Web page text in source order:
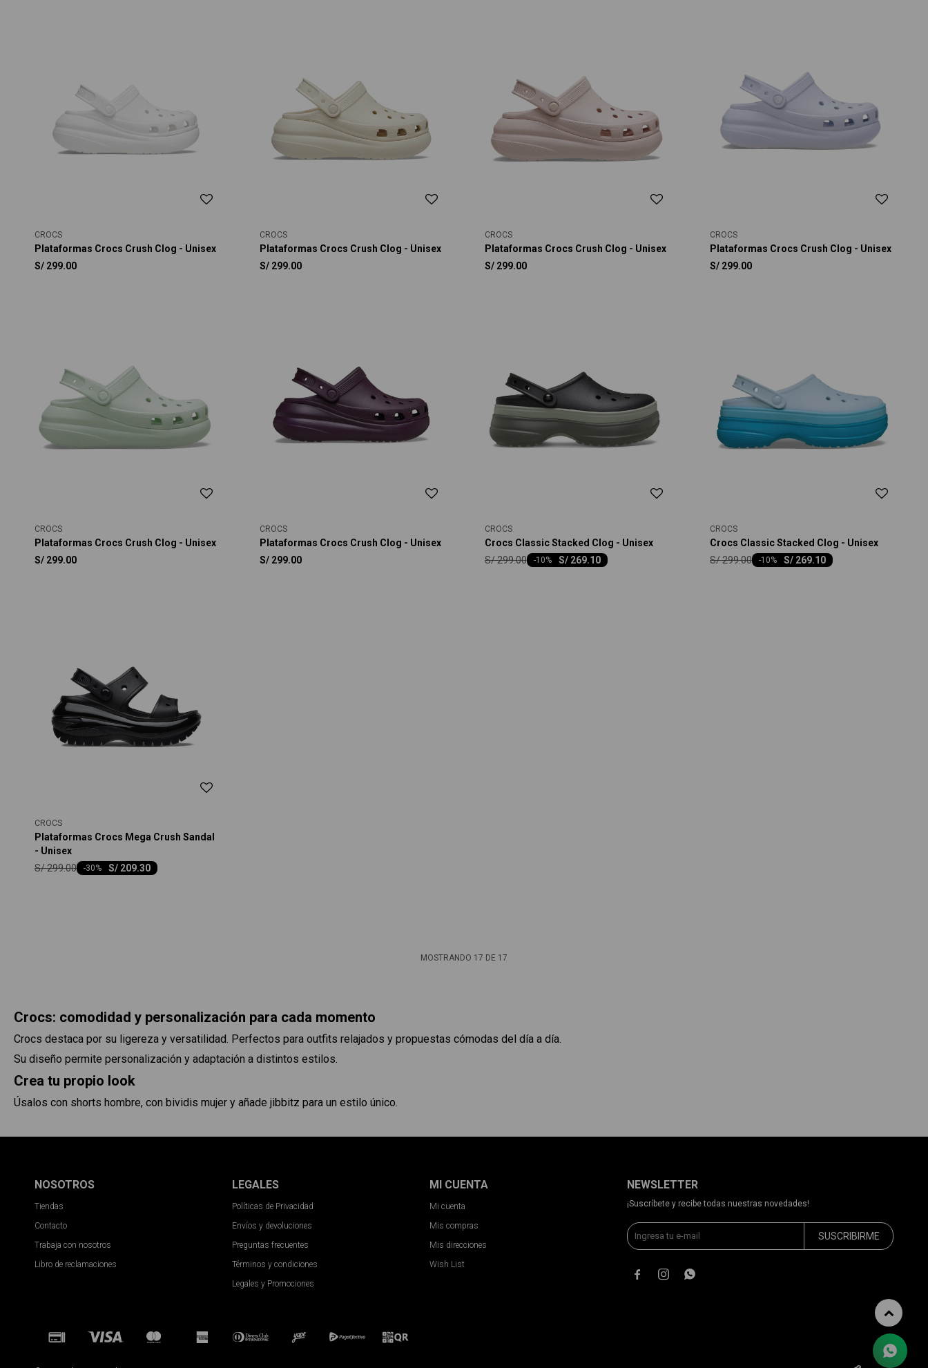
CROCS
Plataformas Crocs Crush Clog - Unisex
S/ 299.00
CROCS
Plataformas Crocs Crush Clog - Unisex
S/ 299.00
CROCS
Plataformas Crocs Crush Clog - Unisex
S/ 299.00
CROCS
Plataformas Crocs Crush Clog - Unisex
S/ 299.00
CROCS
Plataformas Crocs Crush Clog - Unisex
S/ 299.00
CROCS
Plataformas Crocs Crush Clog - Unisex
S/ 299.00
CROCS
Crocs Classic Stacked Clog - Unisex
S/ 269.10
-10
S/299.00
CROCS
Crocs Classic Stacked Clog - Unisex
S/ 269.10
-10
S/299.00
CROCS
Plataformas Crocs Mega Crush Sandal
- Unisex
S/ 209.30
-30
S/299.00
MOSTRANDO 17 DE 17
Crocs: comodidad y personalización para cada momento
Crocs destaca por su ligereza y versatilidad. Perfectos para outfits relajados y propuestas cómodas del día a día.
Su diseño permite personalización y adaptación a distintos estilos.
Crea tu propio look
Úsalos con shorts hombre, con bividis mujer y añade jibbitz para un estilo único.
NOSOTROS
Tiendas
Contacto
Trabaja con nosotros
Libro de reclamaciones
LEGALES
Políticas de Privacidad
Envíos y devoluciones
Preguntas frecuentes
Términos y condiciones
Legales y Promociones
MI CUENTA
Mi cuenta
Mis compras
Mis direcciones
Wish List
NEWSLETTER
¡Suscríbete y recibe todas nuestras novedades!
SUSCRIBIRME
  